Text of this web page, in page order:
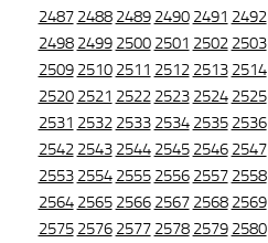
2487 2488 2489 2490 2491 2492
2498 2499 2500 2501 2502 2503
2509 2510 2511 2512 2513 2514
2520 2521 2522 2523 2524 2525
2531 2532 2533 2534 2535 2536
2542 2543 2544 2545 2546 2547
2553 2554 2555 2556 2557 2558
2564 2565 2566 2567 2568 2569
2575 2576 2577 2578 2579 2580